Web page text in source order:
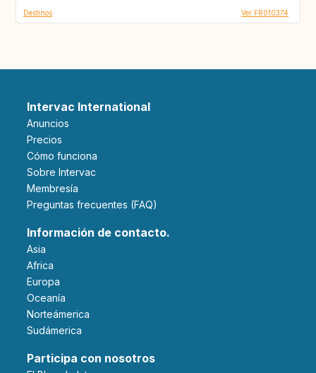
Destinos Ver FR010374
Intervac International
Anuncios
Precios
Cómo funciona
Sobre Intervac
Membresía
Preguntas frecuentes (FAQ)
Información de contacto.
Asia
Africa
Europa
Oceanía
Norteámerica
Sudámerica
Participa con nosotros